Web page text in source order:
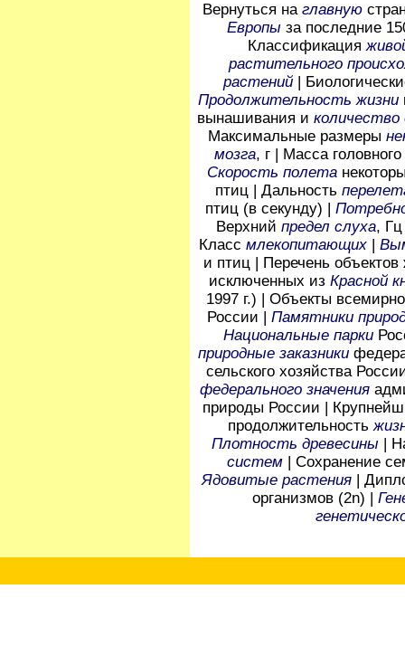
Вернуться на главную
Европы за последние
Классификация
растительного
растений |
Продолжительность жизни
вынашивания и
Максимальные размеры
мозга, г | Масса головного
Скорость полета
птиц | Дальность
птиц (в секунду) |
Верхний предел слуха,
Класс млекопитающих|
и птиц | Перечень
исключенных из Красной
1997 г.) | Объекты
России | Памятники
Национальные парки
природные заказники
сельского хозяйства
федерального значения
природы России |
продолжительность
Плотность древесины |
систем | Сохранение
Ядовитые растения |
организмов (2n) |